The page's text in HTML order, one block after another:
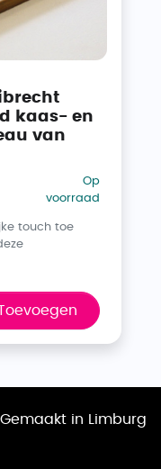
kaas- en
van
Op
voorraad
touch toe
Gemaakt in Limburg